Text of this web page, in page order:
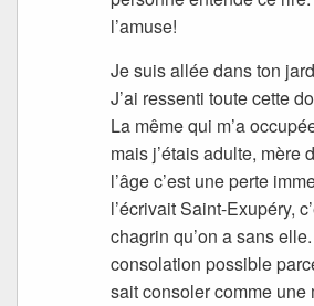
l’amuse!
Je suis allée dans ton
J’ai ressenti toute cette
La même qui m’a
mais j’étais adulte, mère
l’âge c’est une perte
l’écrivait Saint-Exupéry,
chagrin qu’on a sans
consolation possible
sait consoler comme une